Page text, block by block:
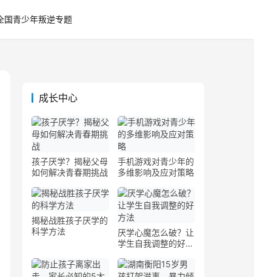
国青少年叛逆专题
成长中心
孩子厌学？揭秘父母
如何解决青春期挑战
手机游戏对青少年的
多维影响及应对策略
揭秘战胜孩子厌学的
科学方法
厌学心魔怎么破？让
学生自我调整的好方